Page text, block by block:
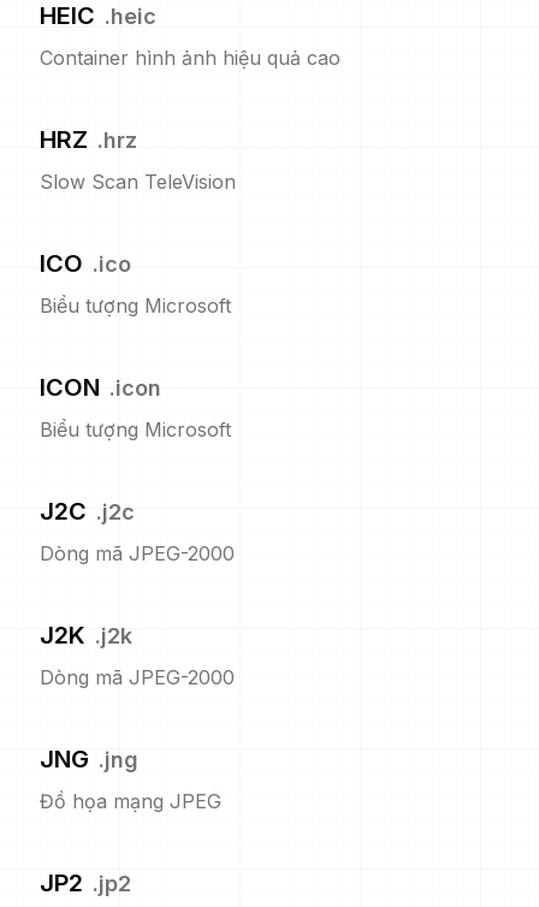
HEIC .heic
Container hình ảnh hiệu quả cao
HRZ .hrz
Slow Scan TeleVision
ICO .ico
Biểu tượng Microsoft
ICON .icon
Biểu tượng Microsoft
J2C .j2c
Dòng mã JPEG-2000
J2K .j2k
Dòng mã JPEG-2000
JNG .jng
Đồ họa mạng JPEG
JP2 .jp2